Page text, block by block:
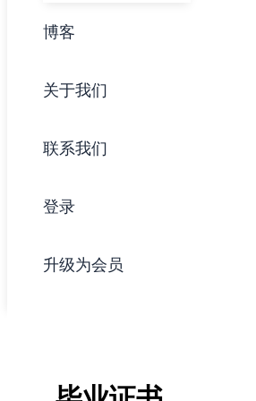
博客
关于我们
联系我们
登录
升级为会员